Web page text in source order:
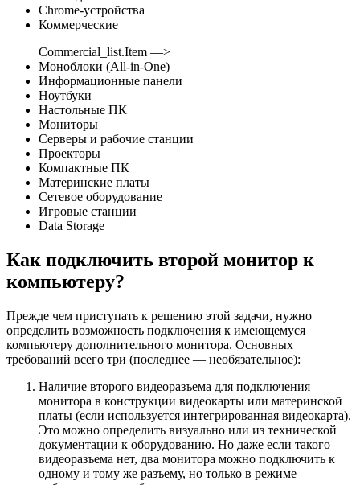
Chrome-устройства
Коммерческие
Commercial_list.Item —>
Моноблоки (All-in-One)
Информационные панели
Ноутбуки
Настольные ПК
Мониторы
Серверы и рабочие станции
Проекторы
Компактные ПК
Материнские платы
Сетевое оборудование
Игровые станции
Data Storage
Как подключить второй монитор к
компьютеру?
Прежде чем приступать к решению этой задачи, нужно
определить возможность подключения к имеющемуся
компьютеру дополнительного монитора. Основных
требований всего три (последнее — необязательное):
Наличие второго видеоразъема для подключения
монитора в конструкции видеокарты или материнской
платы (если используется интегрированная видеокарта).
Это можно определить визуально или из технической
документации к оборудованию. Но даже если такого
видеоразъема нет, два монитора можно подключить к
одному и тому же разъему, но только в режиме